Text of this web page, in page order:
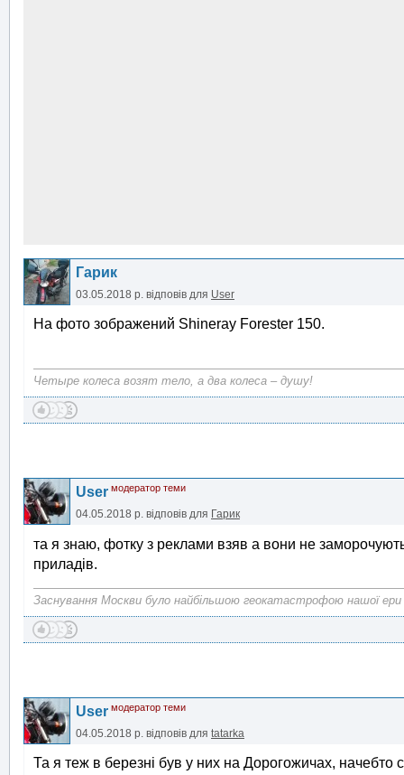
Гарик
03.05.2018 р. відповів для User
На фото зображений Shineray Forester 150.
Четыре колеса возят тело, а два колеса – душу!
User модератор теми
04.05.2018 р. відповів для Гарик
та я знаю, фотку з реклами взяв а вони не
приладів.
Заснування Москви було найбільшою геокатастрофою нашої ери
User модератор теми
04.05.2018 р. відповів для tatarka
Та я теж в березні був у них на Дорогожичах, начебто